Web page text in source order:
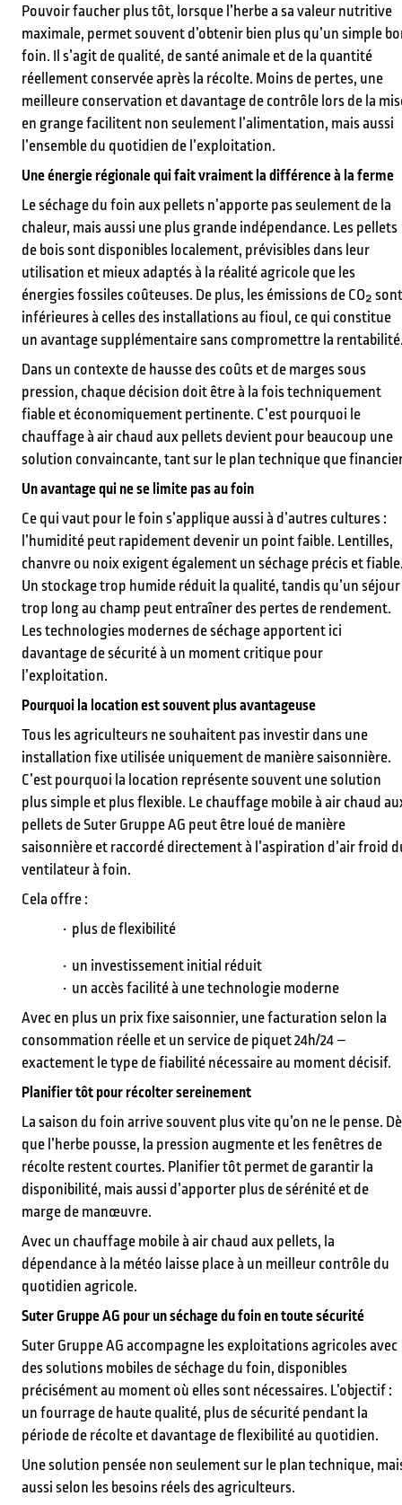
Que souhaitez-vous trouver ?
Vous cherchez quelque chose ?
Pouvoir faucher plus tôt, lorsque l’herbe a sa valeur nutritive
maximale, permet souvent d’obtenir bien plus qu’un simple
foin. Il s’agit de qualité, de santé animale et de la quantité
réellement conservée après la récolte. Moins de pertes, une
meilleure conservation et davantage de contrôle lors de la
en grange facilitent non seulement l’alimentation, mais aussi
l’ensemble du quotidien de l’exploitation.
Une énergie régionale qui fait vraiment la différence à la ferme
Le séchage du foin aux pellets n’apporte pas seulement de la
chaleur, mais aussi une plus grande indépendance. Les pellets
de bois sont disponibles localement, prévisibles dans leur
utilisation et mieux adaptés à la réalité agricole que les
énergies fossiles coûteuses. De plus, les émissions de CO₂ sont
inférieures à celles des installations au fioul, ce qui constitue
un avantage supplémentaire sans compromettre la
Dans un contexte de hausse des coûts et de marges sous
pression, chaque décision doit être à la fois techniquement
fiable et économiquement pertinente. C’est pourquoi le
chauffage à air chaud aux pellets devient pour beaucoup une
solution convaincante, tant sur le plan technique que
Un avantage qui ne se limite pas au foin
Ce qui vaut pour le foin s’applique aussi à d’autres cultures :
l’humidité peut rapidement devenir un point faible. Lentilles,
chanvre ou noix exigent également un séchage précis et
Un stockage trop humide réduit la qualité, tandis qu’un séjour
trop long au champ peut entraîner des pertes de rendement.
Les technologies modernes de séchage apportent ici
davantage de sécurité à un moment critique pour
l’exploitation.
Pourquoi la location est souvent plus avantageuse
Tous les agriculteurs ne souhaitent pas investir dans une
installation fixe utilisée uniquement de manière saisonnière.
C’est pourquoi la location représente souvent une solution
plus simple et plus flexible. Le chauffage mobile à air chaud
pellets de Suter Gruppe AG peut être loué de manière
saisonnière et raccordé directement à l’aspiration d’air froid
ventilateur à foin.
Cela offre :
plus de flexibilité
un investissement initial réduit
un accès facilité à une technologie moderne
Avec en plus un prix fixe saisonnier, une facturation selon la
consommation réelle et un service de piquet 24h/24 –
exactement le type de fiabilité nécessaire au moment décisif.
Planifier tôt pour récolter sereinement
La saison du foin arrive souvent plus vite qu’on ne le pense.
que l’herbe pousse, la pression augmente et les fenêtres de
récolte restent courtes. Planifier tôt permet de garantir la
disponibilité, mais aussi d’apporter plus de sérénité et de
marge de manœuvre.
Avec un chauffage mobile à air chaud aux pellets, la
dépendance à la météo laisse place à un meilleur contrôle du
quotidien agricole.
Suter Gruppe AG pour un séchage du foin en toute sécurité
Suter Gruppe AG accompagne les exploitations agricoles avec
des solutions mobiles de séchage du foin, disponibles
précisément au moment où elles sont nécessaires. L’objectif :
un fourrage de haute qualité, plus de sécurité pendant la
période de récolte et davantage de flexibilité au quotidien.
Une solution pensée non seulement sur le plan technique,
aussi selon les besoins réels des agriculteurs.